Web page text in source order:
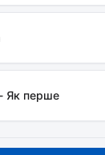
Як перше